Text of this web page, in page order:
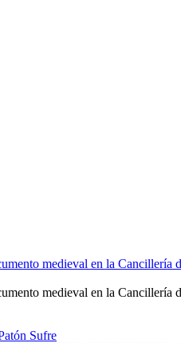
medieval en la Cancillería
medieval en la Cancillería
Sufre